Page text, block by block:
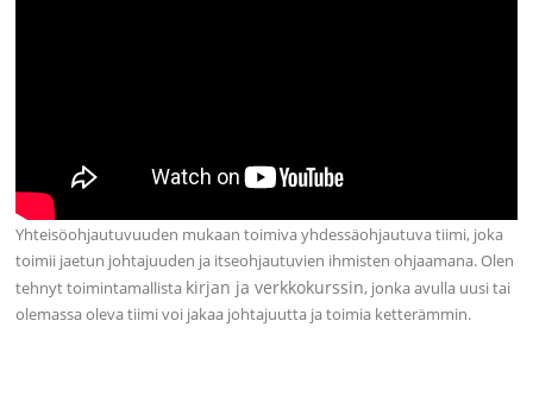
Yhteisöohjautuvuuden mukaan toimiva yhdessäohjautuva tiimi, joka
toimii jaetun johtajuuden ja itseohjautuvien ihmisten ohjaamana. Olen
tehnyt toimintamallista kirjan ja verkkokurssin, jonka avulla uusi tai
olemassa oleva tiimi voi jakaa johtajuutta ja toimia ketterämmin.